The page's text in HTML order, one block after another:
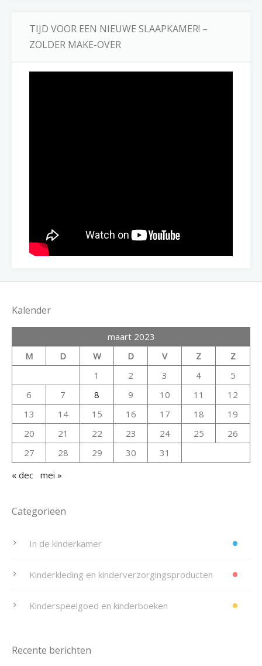
TIJD VOOR EEN NIEUWE SLAAPKAMER! –
ZOLDER MAKE-OVER
Kalender
maart 2023
M
D W D V Z
Z
1
2 3 4
5
6
7 8 9 10 11
12
13
14 15 16 17 18
19
20
21 22 23 24 25
26
27
28 29 30
31
« dec mei »
Categorieën
In de kinderkamer
Kinderkleding en kinderverzorgingsproducten
Kinderspeelgoed en kinderboeken
Recente berichten